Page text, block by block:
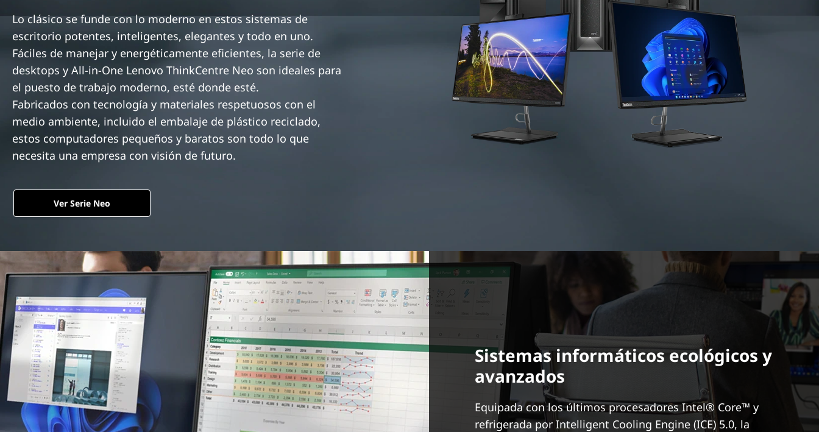
Lo clásico se funde con lo moderno en estos sistemas de
escritorio potentes, inteligentes, elegantes y todo en uno.
Fáciles de manejar y energéticamente eficientes, la serie de
desktops y All-in-One Lenovo ThinkCentre Neo son ideales para
el puesto de trabajo moderno, esté donde esté.
Fabricados con tecnología y materiales respetuosos con el
medio ambiente, incluido el embalaje de plástico reciclado,
estos computadores pequeños y baratos son todo lo que
necesita una empresa con visión de futuro.
Ver Serie Neo
Sistemas informáticos ecológicos y
avanzados
Equipada con los últimos procesadores Intel® Core™ y
refrigerada por Intelligent Cooling Engine (ICE) 5.0, la